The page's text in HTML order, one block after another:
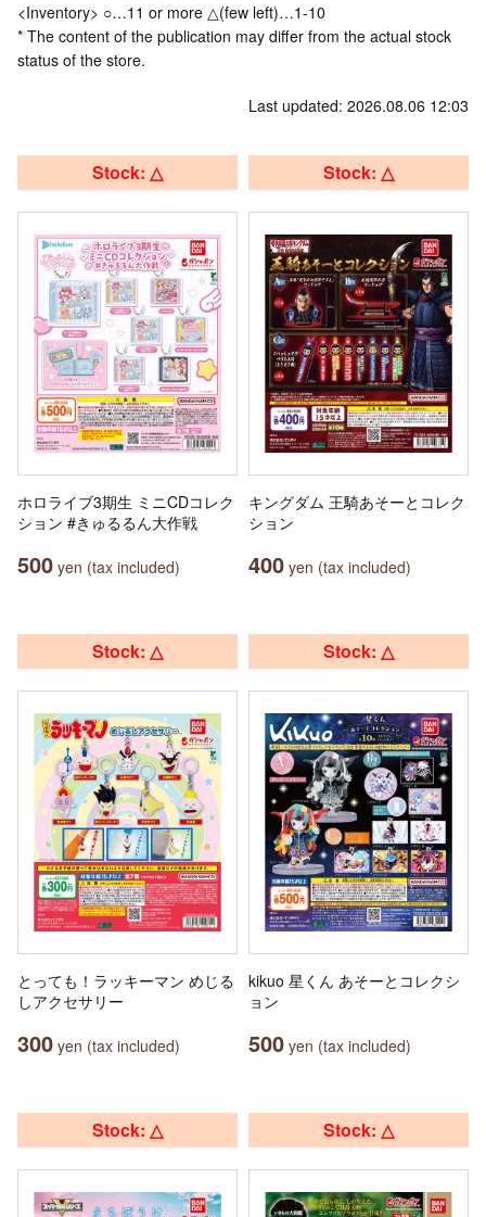
<Inventory> ○…11 or more △(few left)…1-10
* The content of the publication may differ from the actual stock
status of the store.
Last updated: 2026.08.06 12:03
Stock: △
ホロライブ3期生 ミニCDコレク
ション #きゅるるん大作戦
500 yen (tax included)
Stock: △
キングダム 王騎あそーとコレク
ション
400 yen (tax included)
Stock: △
とっても！ラッキーマン めじる
しアクセサリー
300 yen (tax included)
Stock: △
kikuo 星くん あそーとコレクシ
ョン
500 yen (tax included)
Stock: △ Stock: △